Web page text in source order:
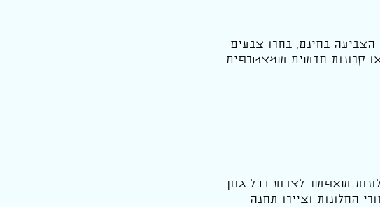
בחינם, בחרו צבעים
קרונות חדשים שמצטרפים
שאפשר לצבוע בכל גוון
החלונות וציירו תחנה